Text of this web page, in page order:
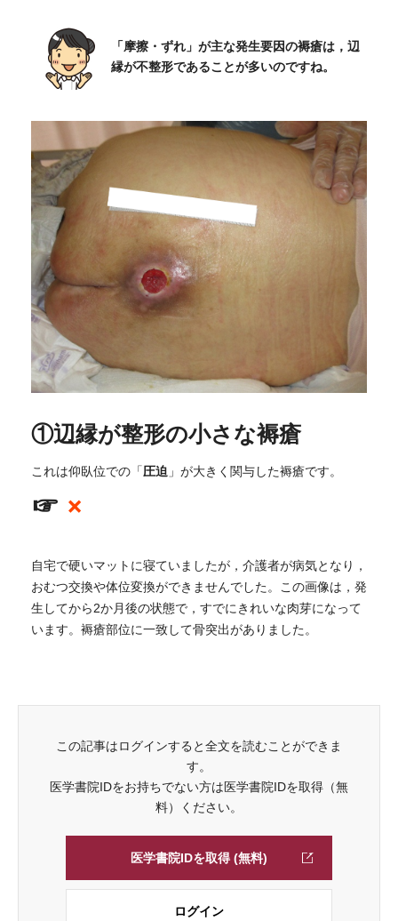
「摩擦・ずれ」が主な発生要因の褥瘡は，辺
縁が不整形であることが多いのですね。
①辺縁が整形の小さな褥瘡
これは仰臥位での「圧迫 」が大きく関与した褥瘡です。
☞ ×
自宅で硬いマットに寝ていましたが，介護者が病気となり，
おむつ交換や体位変換ができませんでした。この画像は，発
生してから2か月後の状態で，すでにきれいな肉芽になって
います。褥瘡部位に一致して骨突出がありました。
この記事はログインすると全文を読むことができま
す。
医学書院IDをお持ちでない方は医学書院IDを取得（無
料）ください。
医学書院IDを取得 (無料)
ログイン